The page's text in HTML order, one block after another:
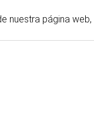
nuestra página web,